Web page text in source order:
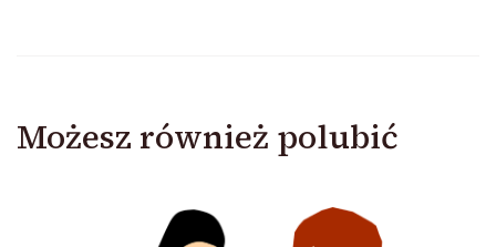
Możesz również polubić